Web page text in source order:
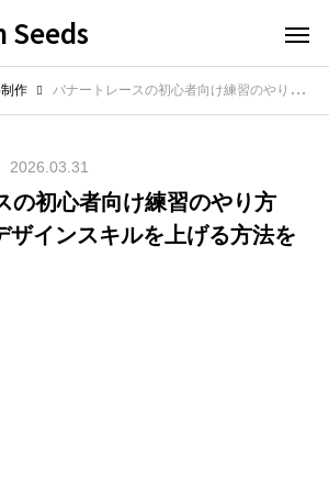
Seeds
作 バナートレースの初心者向け練習のやり方は? 効率的にデザインスキルを上げる方法を解説
2026.03.31
の初心者向け練習のやり方
ザインスキルを上げる方法を